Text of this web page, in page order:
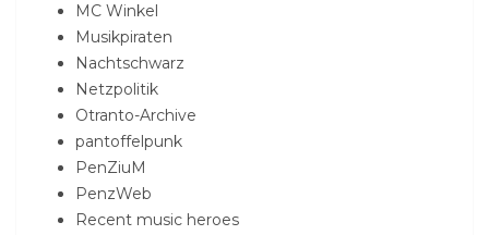
MC Winkel
Musikpiraten
Nachtschwarz
Netzpolitik
Otranto-Archive
pantoffelpunk
PenZiuM
PenzWeb
Recent music heroes